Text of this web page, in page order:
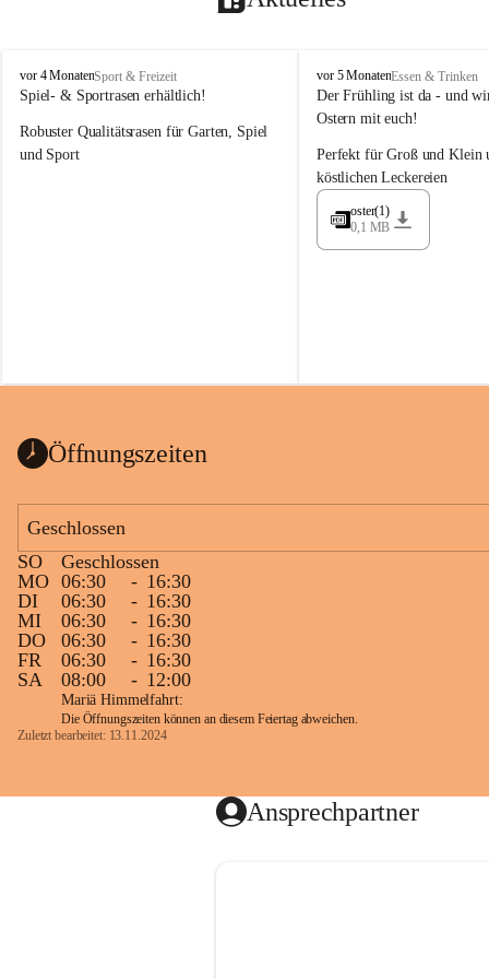
M
a
e
r
vor 4 MonatenSport & Freizeit
Spiel- & Sportrasen erhältlich!
Robuster Qualitätsrasen für Garten, Spiel
und Sport
M
a
y
r
G
ü
e
vor 5 MonatenEssen & Trinken
Der Frühling ist da - und
Ostern mit euch!
Perfekt für Groß und Klein
köstlichen Leckereien
oster(1)
0,1 MB
Öffnungszeiten
Geschlossen
SO
Geschlossen
MO 06:30 - 16:30
DI
06:30 - 16:30
MI
06:30 - 16:30
DO
06:30 - 16:30
FR
06:30 - 16:30
SA
08:00 - 12:00
Mariä Himmelfahrt:
Die Öffnungszeiten können an diesem Feiertag abweichen.
Zuletzt bearbeitet: 13.11.2024
Ansprechpartner